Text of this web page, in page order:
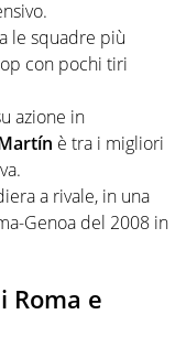
le squadre più
con pochi tiri
azione in
è tra i migliori
a rivale, in una
Genoa del 2008 in
Roma e